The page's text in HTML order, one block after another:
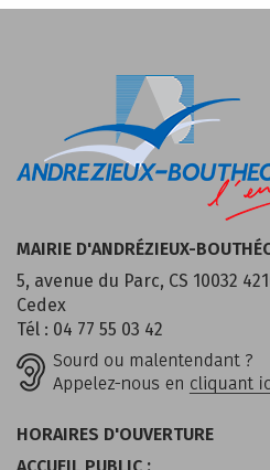
MAIRIE D'ANDRÉZIEUX-
5, avenue du Parc, CS 10032
Cedex
Tél : 04 77 55 03 42
HORAIRES D'OUVERTURE